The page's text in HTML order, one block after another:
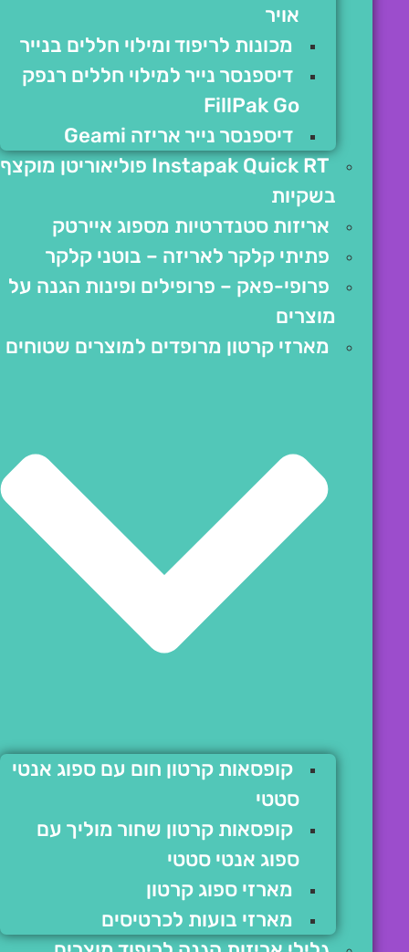
אויר
מכונות לריפוד ומילוי חללים בנייר
דיספנסר נייר למילוי חללים רנפק
FillPak Go
דיספנסר נייר אריזה Geami
Instapak Quick RT פוליאוריטן מוקצף
בשקיות
אריזות סטנדרטיות מספוג איירטק
פתיתי קלקר לאריזה – בוטני קלקר
פרופי-פאק – פרופילים ופינות הגנה על
מוצרים
מארזי קרטון מרופדים למוצרים שטוחים
קופסאות קרטון חום עם ספוג אנטי
סטטי
קופסאות קרטון שחור מוליך עם
ספוג אנטי סטטי
מארזי ספוג קרטון
מארזי בועות לכרטיסים